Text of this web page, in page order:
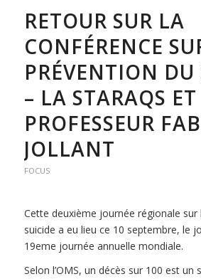
RETOUR SUR LA
CONFÉRENCE
PRÉVENTION DU
– LA STARAQS
PROFESSEUR
JOLLANT
FOCUS
Cette deuxième journée régionale sur
suicide a eu lieu ce 10 septembre, le
19eme journée annuelle mondiale.
Selon l’OMS, un décès sur 100 est un